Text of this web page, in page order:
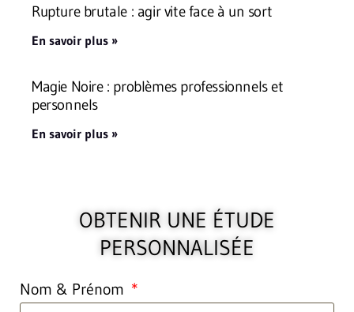
Rupture brutale : agir vite face à un sort
En savoir plus »
Magie Noire : problèmes professionnels et
personnels
En savoir plus »
OBTENIR UNE ÉTUDE
PERSONNALISÉE
Nom & Prénom